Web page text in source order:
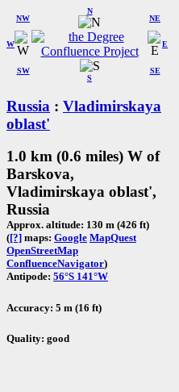
W
NW
N
NE
SW
S
SE
E
Russia : Vladimirskaya
oblast'
1.0 km (0.6 miles) W of
Barskova,
Vladimirskaya oblast',
Russia
Approx. altitude: 130 m (426 ft)
([?] maps: Google MapQuest
OpenStreetMap
ConfluenceNavigator)
Antipode: 56°S 141°W
Accuracy: 5 m (16 ft)
Quality: good